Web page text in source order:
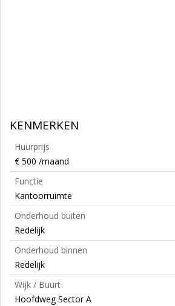
KENMERKEN
Huurprijs
€ 500 /maand
Functie
Kantoorruimte
Onderhoud buiten
Redelijk
Onderhoud binnen
Redelijk
Wijk / Buurt
Hoofdweg Sector A